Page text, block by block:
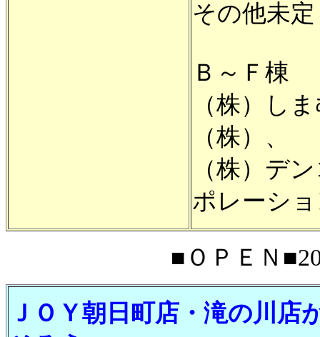
その他未定
Ｂ～Ｆ棟
（株）し
（株）、
（株）デ
ポレーシ
■ＯＰＥＮ
ＪＯＹ朝日町店・滝の川店